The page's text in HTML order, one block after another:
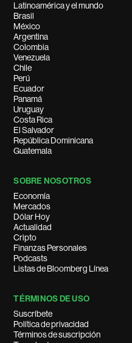
Latinoamérica y el mundo
Brasil
México
Argentina
Colombia
Venezuela
Chile
Perú
Ecuador
Panamá
Uruguay
Costa Rica
El Salvador
República Dominicana
Guatemala
SOBRE NOSOTROS
Economía
Mercados
Dólar Hoy
Actualidad
Cripto
Finanzas Personales
Podcasts
Listas de Bloomberg Línea
TÉRMINOS DE USO
Suscríbete
Política de privacidad
Términos de suscripción